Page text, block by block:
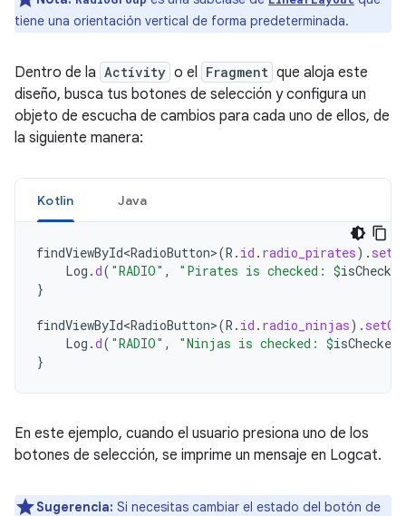
tiene una orientación vertical de forma predeterminada.
Dentro de la Activity o el Fragment que aloja este
diseño, busca tus botones de selección y configura un
objeto de escucha de cambios para cada uno de ellos, de
la siguiente manera:
Kotlin Java
findViewById<RadioButton>(R . id . radio_pirates).
Log .d( "RADIO" , "Pirates is checked: $isChecked
}
findViewById<RadioButton>(R . id . radio_ninjas).
Log .d( "RADIO" , "Ninjas is checked: $isChecked
}
En este ejemplo, cuando el usuario presiona uno de los
botones de selección, se imprime un mensaje en Logcat.
Sugerencia: Si necesitas cambiar el estado del botón de